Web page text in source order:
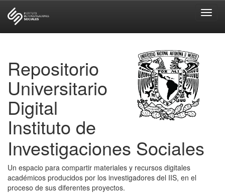
Repositorio
Universitario
Digital
Instituto de
Investigaciones Sociales
Un espacio para compartir materiales y recursos digitales
académicos producidos por los investigadores del IIS, en el
proceso de sus diferentes proyectos.